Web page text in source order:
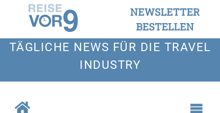
NEWSLETTER
BESTELLEN
TÄGLICHE NEWS FÜR DIE TRAVEL
INDUSTRY